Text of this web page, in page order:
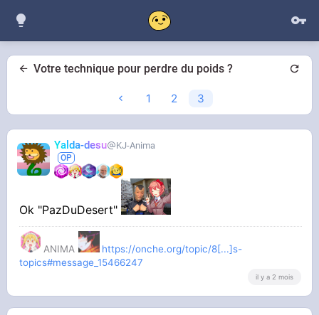
Votre technique pour perdre du poids ?
1 2 3
Yalda-desu KJ-Anima
Ok "PazDuDesert"
ANIMA
https://onche.org/topic/8[...]s-
topics#message_15466247
il y a 2 mois